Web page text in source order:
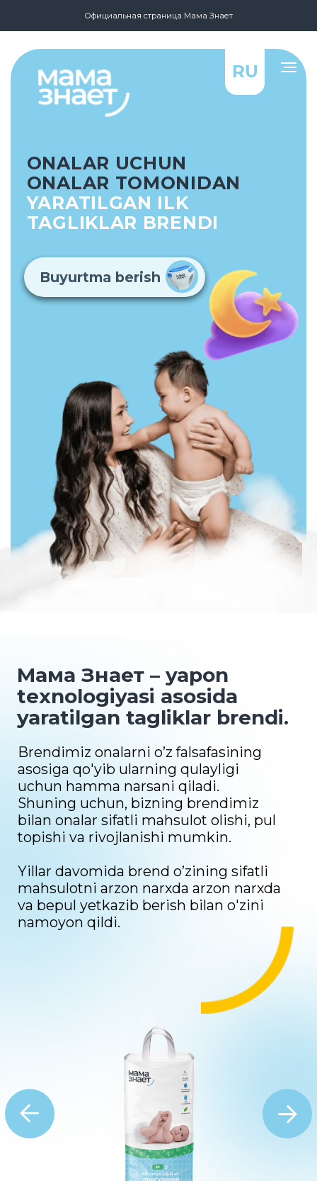
Официальная страница Мама Знает
RU
ONALAR UCHUN
TAGLIKLAR BRENDI
⠀Buyurtma berish
Мама Знает –yapon
texnologiyasi asosida
yaratilgan tagliklar brendi.
Brendimiz onalarni o’z falsafasining
asosiga qo'yib ularning qulayligi
uchun hamma narsani qiladi.
Shuning uchun, bizning brendimiz
Мама Знает – yapon sifati
hamyonbop narxda